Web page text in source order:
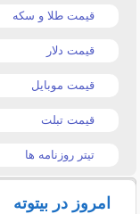
قیمت طلا و سکه
قیمت دلار
قیمت موبایل
قیمت تبلت
تیتر روزنامه ها
امروز در بیتوته